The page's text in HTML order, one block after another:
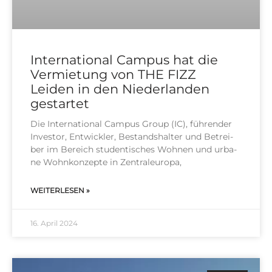
International Campus hat die
Vermietung von THE FIZZ
Leiden in den Niederlanden
gestartet
Die Inter­na­tio­nal Cam­pus Group (IC), füh­ren­der
Inves­tor, Ent­wick­ler, Bestands­hal­ter und Betrei­
ber im Bereich stu­den­ti­sches Woh­nen und urba­
ne Wohn­kon­zep­te in Zen­tral­eu­ro­pa,
WEITERLESEN »
16. April 2024